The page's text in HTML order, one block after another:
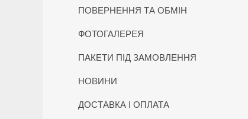
ПОВЕРНЕННЯ ТА ОБМІН
ФОТОГАЛЕРЕЯ
ПАКЕТИ ПІД ЗАМОВЛЕННЯ
НОВИНИ
ДОСТАВКА І ОПЛАТА